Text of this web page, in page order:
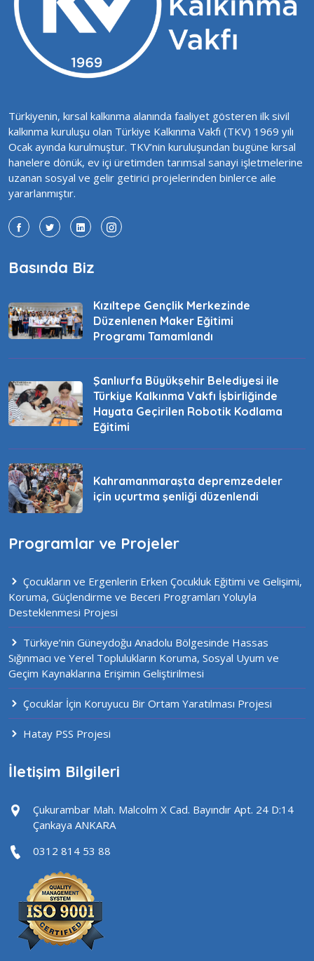
Türkiyenin, kırsal kalkınma alanında faaliyet gösteren ilk sivil
kalkınma kuruluşu olan Türkiye Kalkınma Vakfı (TKV) 1969 yılı
Ocak ayında kurulmuştur. TKV’nin kuruluşundan bugüne kırsal
hanelere dönük, ev içi üretimden tarımsal sanayi işletmelerine
uzanan sosyal ve gelir getirici projelerinden binlerce aile
yararlanmıştır.
Basında Biz
Kızıltepe Gençlik Merkezinde
Düzenlenen Maker Eğitimi
Programı Tamamlandı
Şanlıurfa Büyükşehir Belediyesi ile
Türkiye Kalkınma Vakfı İşbirliğinde
Hayata Geçirilen Robotik Kodlama
Eğitimi
Kahramanmaraşta depremzedeler
için uçurtma şenliği düzenlendi
Programlar ve Projeler
Çocukların ve Ergenlerin Erken Çocukluk Eğitimi ve Gelişimi,
Koruma, Güçlendirme ve Beceri Programları Yoluyla
Desteklenmesi Projesi
Türkiye’nin Güneydoğu Anadolu Bölgesinde Hassas
Sığınmacı ve Yerel Toplulukların Koruma, Sosyal Uyum ve
Geçim Kaynaklarına Erişimin Geliştirilmesi
Çocuklar İçin Koruyucu Bir Ortam Yaratılması Projesi
Hatay PSS Projesi
İletişim Bilgileri
Çukurambar Mah. Malcolm X Cad. Bayındır Apt. 24 D:14
Çankaya ANKARA
0312 814 53 88